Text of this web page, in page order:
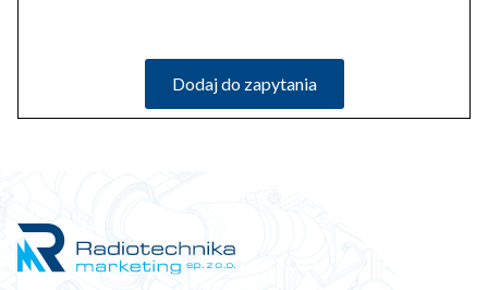
Dodaj do zapytania